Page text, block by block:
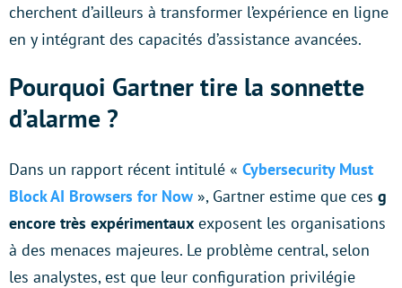
cherchent d’ailleurs à transformer l’expérience en ligne
en y intégrant des capacités d’assistance avancées.
Pourquoi Gartner tire la sonnette
d’alarme ?
Dans un rapport récent intitulé « Cybersecurity Must
Block AI Browsers for Now », Gartner estime que ces g
encore très expérimentaux exposent les organisations
à des menaces majeures. Le problème central, selon
les analystes, est que leur configuration privilégie